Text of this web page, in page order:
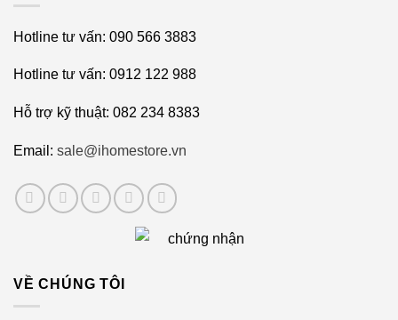
Hotline tư vấn: 090 566 3883
Hotline tư vấn: 0912 122 988
Hỗ trợ kỹ thuật: 082 234 8383
Email: sale@ihomestore.vn
VỀ CHÚNG TÔI